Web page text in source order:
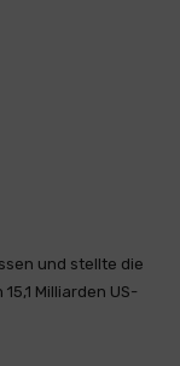
und stellte die
Milliarden US-